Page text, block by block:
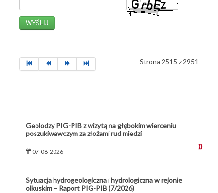
Strona 2515 z 2951
Geolodzy PIG-PIB z wizytą na głębokim wierceniu
poszukiwawczym za złożami rud miedzi
07-08-2026
Sytuacja hydrogeologiczna i hydrologiczna w rejonie
olkuskim – Raport PIG-PIB (7/2026)